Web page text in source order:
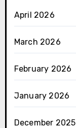
April 2026
March 2026
February 2026
January 2026
December 2025